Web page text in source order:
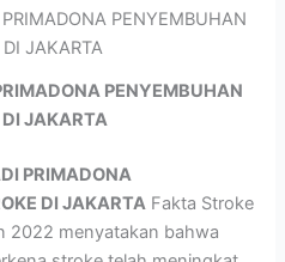
PENYEMBUHAN
JAKARTA
PRIMADONA
DI JAKARTA Fakta Stroke
2022 menyatakan bahwa